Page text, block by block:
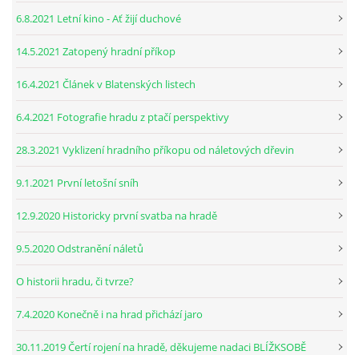
6.8.2021 Letní kino - Ať žijí duchové
14.5.2021 Zatopený hradní příkop
16.4.2021 Článek v Blatenských listech
6.4.2021 Fotografie hradu z ptačí perspektivy
28.3.2021 Vyklizení hradního příkopu od náletových dřevin
9.1.2021 První letošní sníh
12.9.2020 Historicky první svatba na hradě
9.5.2020 Odstranění náletů
O historii hradu, či tvrze?
7.4.2020 Konečně i na hrad přichází jaro
30.11.2019 Čertí rojení na hradě, děkujeme nadaci BLÍŽKSOBĚ